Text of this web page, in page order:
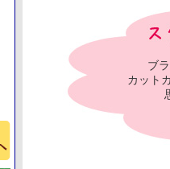
ブ
カット